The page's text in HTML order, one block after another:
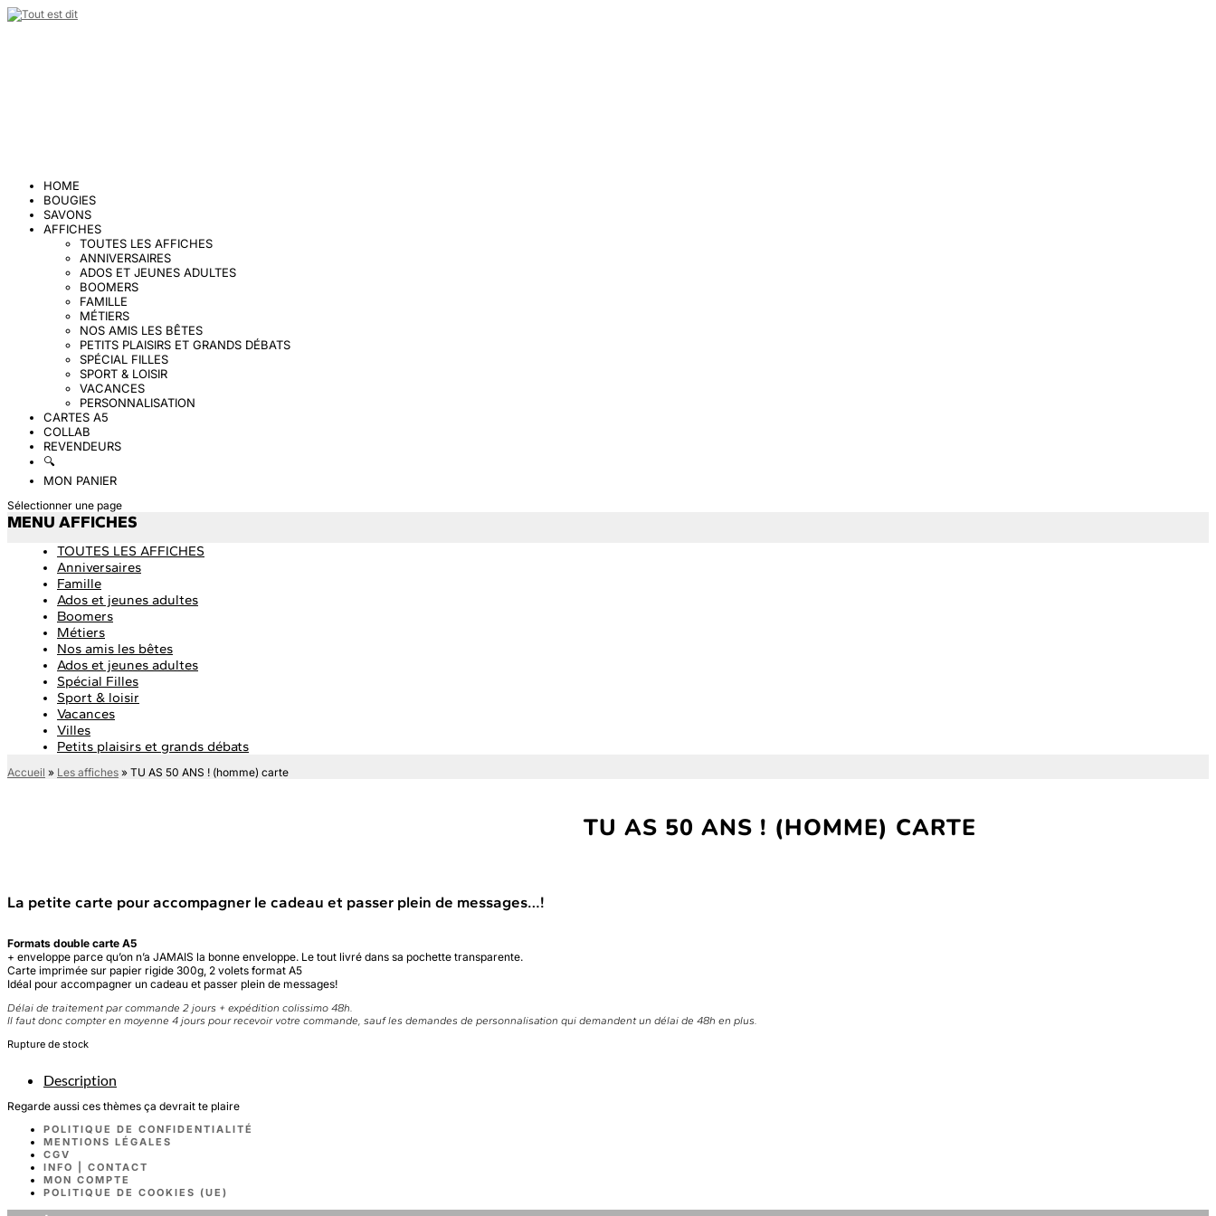
HOME
BOUGIES
SAVONS
AFFICHES
TOUTES LES AFFICHES
ANNIVERSAIRES
ADOS ET JEUNES ADULTES
BOOMERS
FAMILLE
MÉTIERS
NOS AMIS LES BÊTES
PETITS PLAISIRS ET GRANDS DÉBATS
SPÉCIAL FILLES
SPORT & LOISIR
VACANCES
PERSONNALISATION
CARTES A5
COLLAB
REVENDEURS
🔍
MON PANIER
Sélectionner une page
MENU AFFICHES
TOUTES LES AFFICHES
Anniversaires
Famille
Ados et jeunes adultes
Boomers
Métiers
Nos amis les bêtes
Ados et jeunes adultes
Spécial Filles
Sport & loisir
Vacances
Villes
Petits plaisirs et grands débats
Accueil » Les affiches » TU AS 50 ANS ! (homme) carte
TU AS 50 ANS ! (HOMME) CARTE
La petite carte pour accompagner le cadeau et passer plein de messages…!
Formats double carte A5
+ enveloppe parce qu’on n’a JAMAIS la bonne enveloppe. Le tout livré dans sa pochette transparente.
Carte imprimée sur papier rigide 300g, 2 volets format A5
Idéal pour accompagner un cadeau et passer plein de messages!
Délai de traitement par commande 2 jours + expédition colissimo 48h.
Il faut donc compter en moyenne 4 jours pour recevoir votre commande, sauf les demandes de personnalisation qui demandent un délai de 48h en plus.
Rupture de stock
Description
Regarde aussi ces thèmes ça devrait te plaire
POLITIQUE DE CONFIDENTIALITÉ
MENTIONS LÉGALES
CGV
INFO | CONTACT
MON COMPTE
POLITIQUE DE COOKIES (UE)